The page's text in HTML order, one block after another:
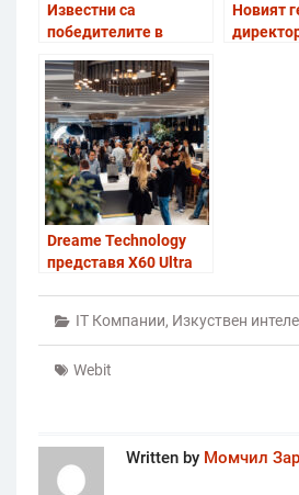
Известни са
победителите в
за 2025 г.
Новият
Dreame Technology
представя X60 Ultra
за умния дом
IT Компании, Изкуствен
Webit
Written by Момчил